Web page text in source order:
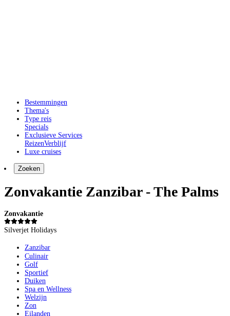
Bestemmingen
Thema's
Type reis
Specials
Exclusieve Services
ReizenVerblijf
Luxe cruises
Zoeken
Zonvakantie Zanzibar - The Palms
Zonvakantie
Silverjet Holidays
Zanzibar
Culinair
Golf
Sportief
Duiken
Spa en Wellness
Welzijn
Zon
Eilanden